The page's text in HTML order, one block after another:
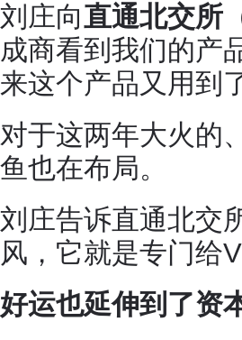
刘庄向直通北交所
成商看到我们的产
来这个产品又用到
对于这两年大火的
鱼也在布局。
刘庄告诉直通北交
风，它就是专门给
好运也延伸到了资